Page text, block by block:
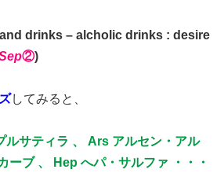
and drinks – alcholic drinks : desire
②)
してみると、
ルサティラ 、 Ars アルセン・アル
ーブ 、 Hep へパ・サルファ ・・・